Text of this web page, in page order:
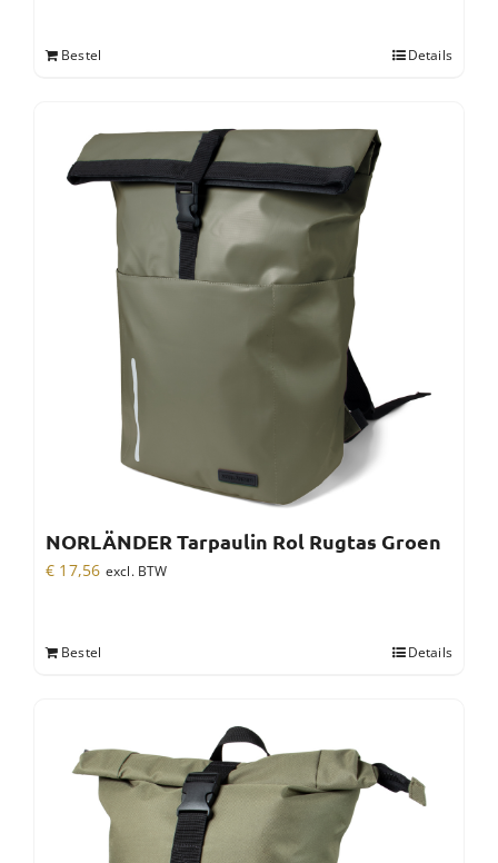
Bestel Details
NORLÄNDER Tarpaulin Rol Rugtas Groen
€ 17,56 excl. BTW
Bestel Details